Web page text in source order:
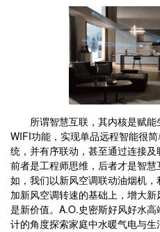
所谓智慧互联，其内核是赋能
WIFI功能，实现单品远程智能很
统，并有序联动，甚至通过连接及
前者是工程师思维，后者才是智
如，我们以新风空调联动油烟机
加新风空调转速的基础上，增大
是新价值。A.O.史密斯好风好水
计的角度探索家庭中水暖气电与生